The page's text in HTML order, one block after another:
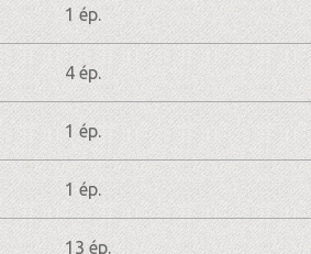
1 ép.
4 ép.
1 ép.
1 ép.
13 ép.